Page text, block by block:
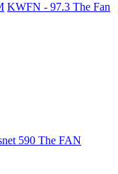
KWFN - 97.3 The Fan
590 The FAN